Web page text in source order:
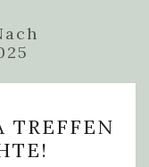
TREFFEN